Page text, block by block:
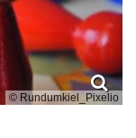
© Rundumkiel_Pixelio